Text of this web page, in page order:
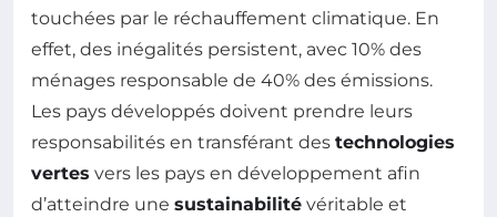
touchées par le réchauffement climatique. En
effet, des inégalités persistent, avec 10% des
ménages responsable de 40% des émissions.
Les pays développés doivent prendre leurs
responsabilités en transférant des technologies
vertes vers les pays en développement afin
d’atteindre une sustainabilité véritable et